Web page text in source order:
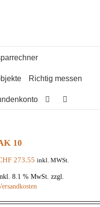
Richtig messen
10
273.55 inkl. MWSt.
8.1 % MwSt. zzgl.